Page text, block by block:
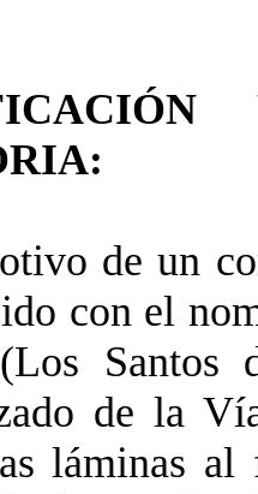
de un
con el
Santos
de la
láminas